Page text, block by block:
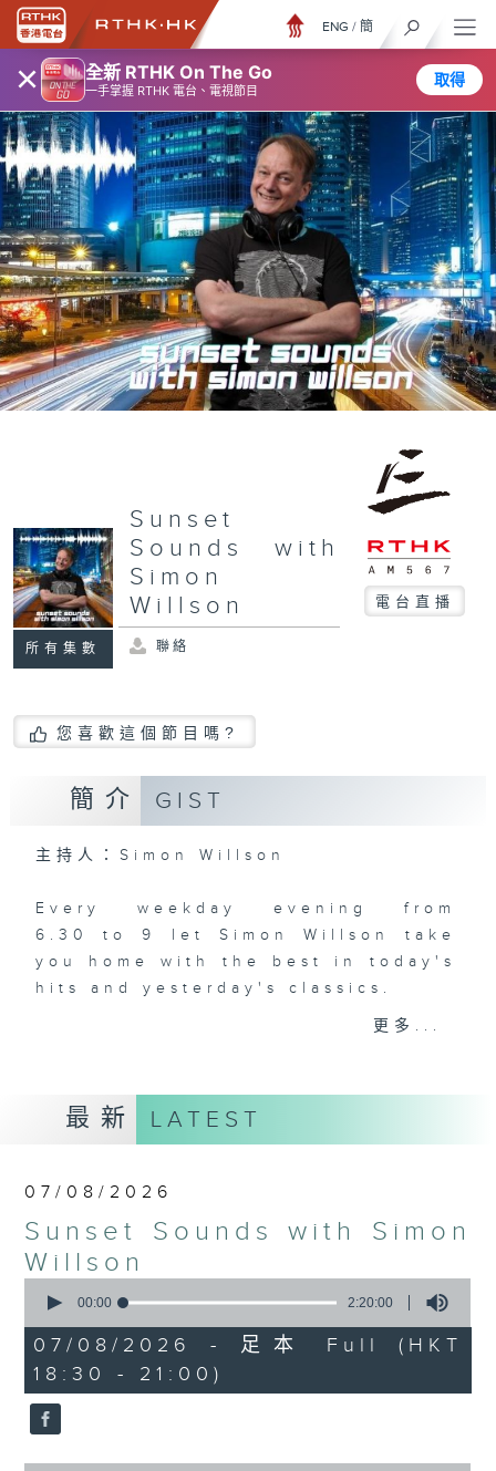
× 全新 RTHK On The Go
一手掌握 RTHK 電台、電視節目
取得
ENG / 簡
所有集數
Sunset
Sounds with
Simon
Willson
電台直播
聯絡
您喜歡這個節目嗎?
簡介 GIST
主持人：Simon Willson
Every weekday evening from
6.30 to 9 let Simon Willson take
you home with the best in today's
hits and yesterday's classics.
更多...
最新 LATEST
07/08/2026
Sunset Sounds with Simon
Willson
seconds
2
hours,
20
minutes,
0
seconds
00:00 2:20:00
07/08/2026 - 足本 Full (HKT
18:30 - 21:00)